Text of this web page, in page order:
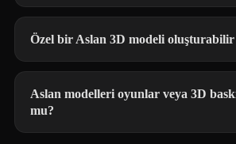
Özel bir Aslan 3D modeli
Aslan modelleri oyunlar veya 3D
mu?